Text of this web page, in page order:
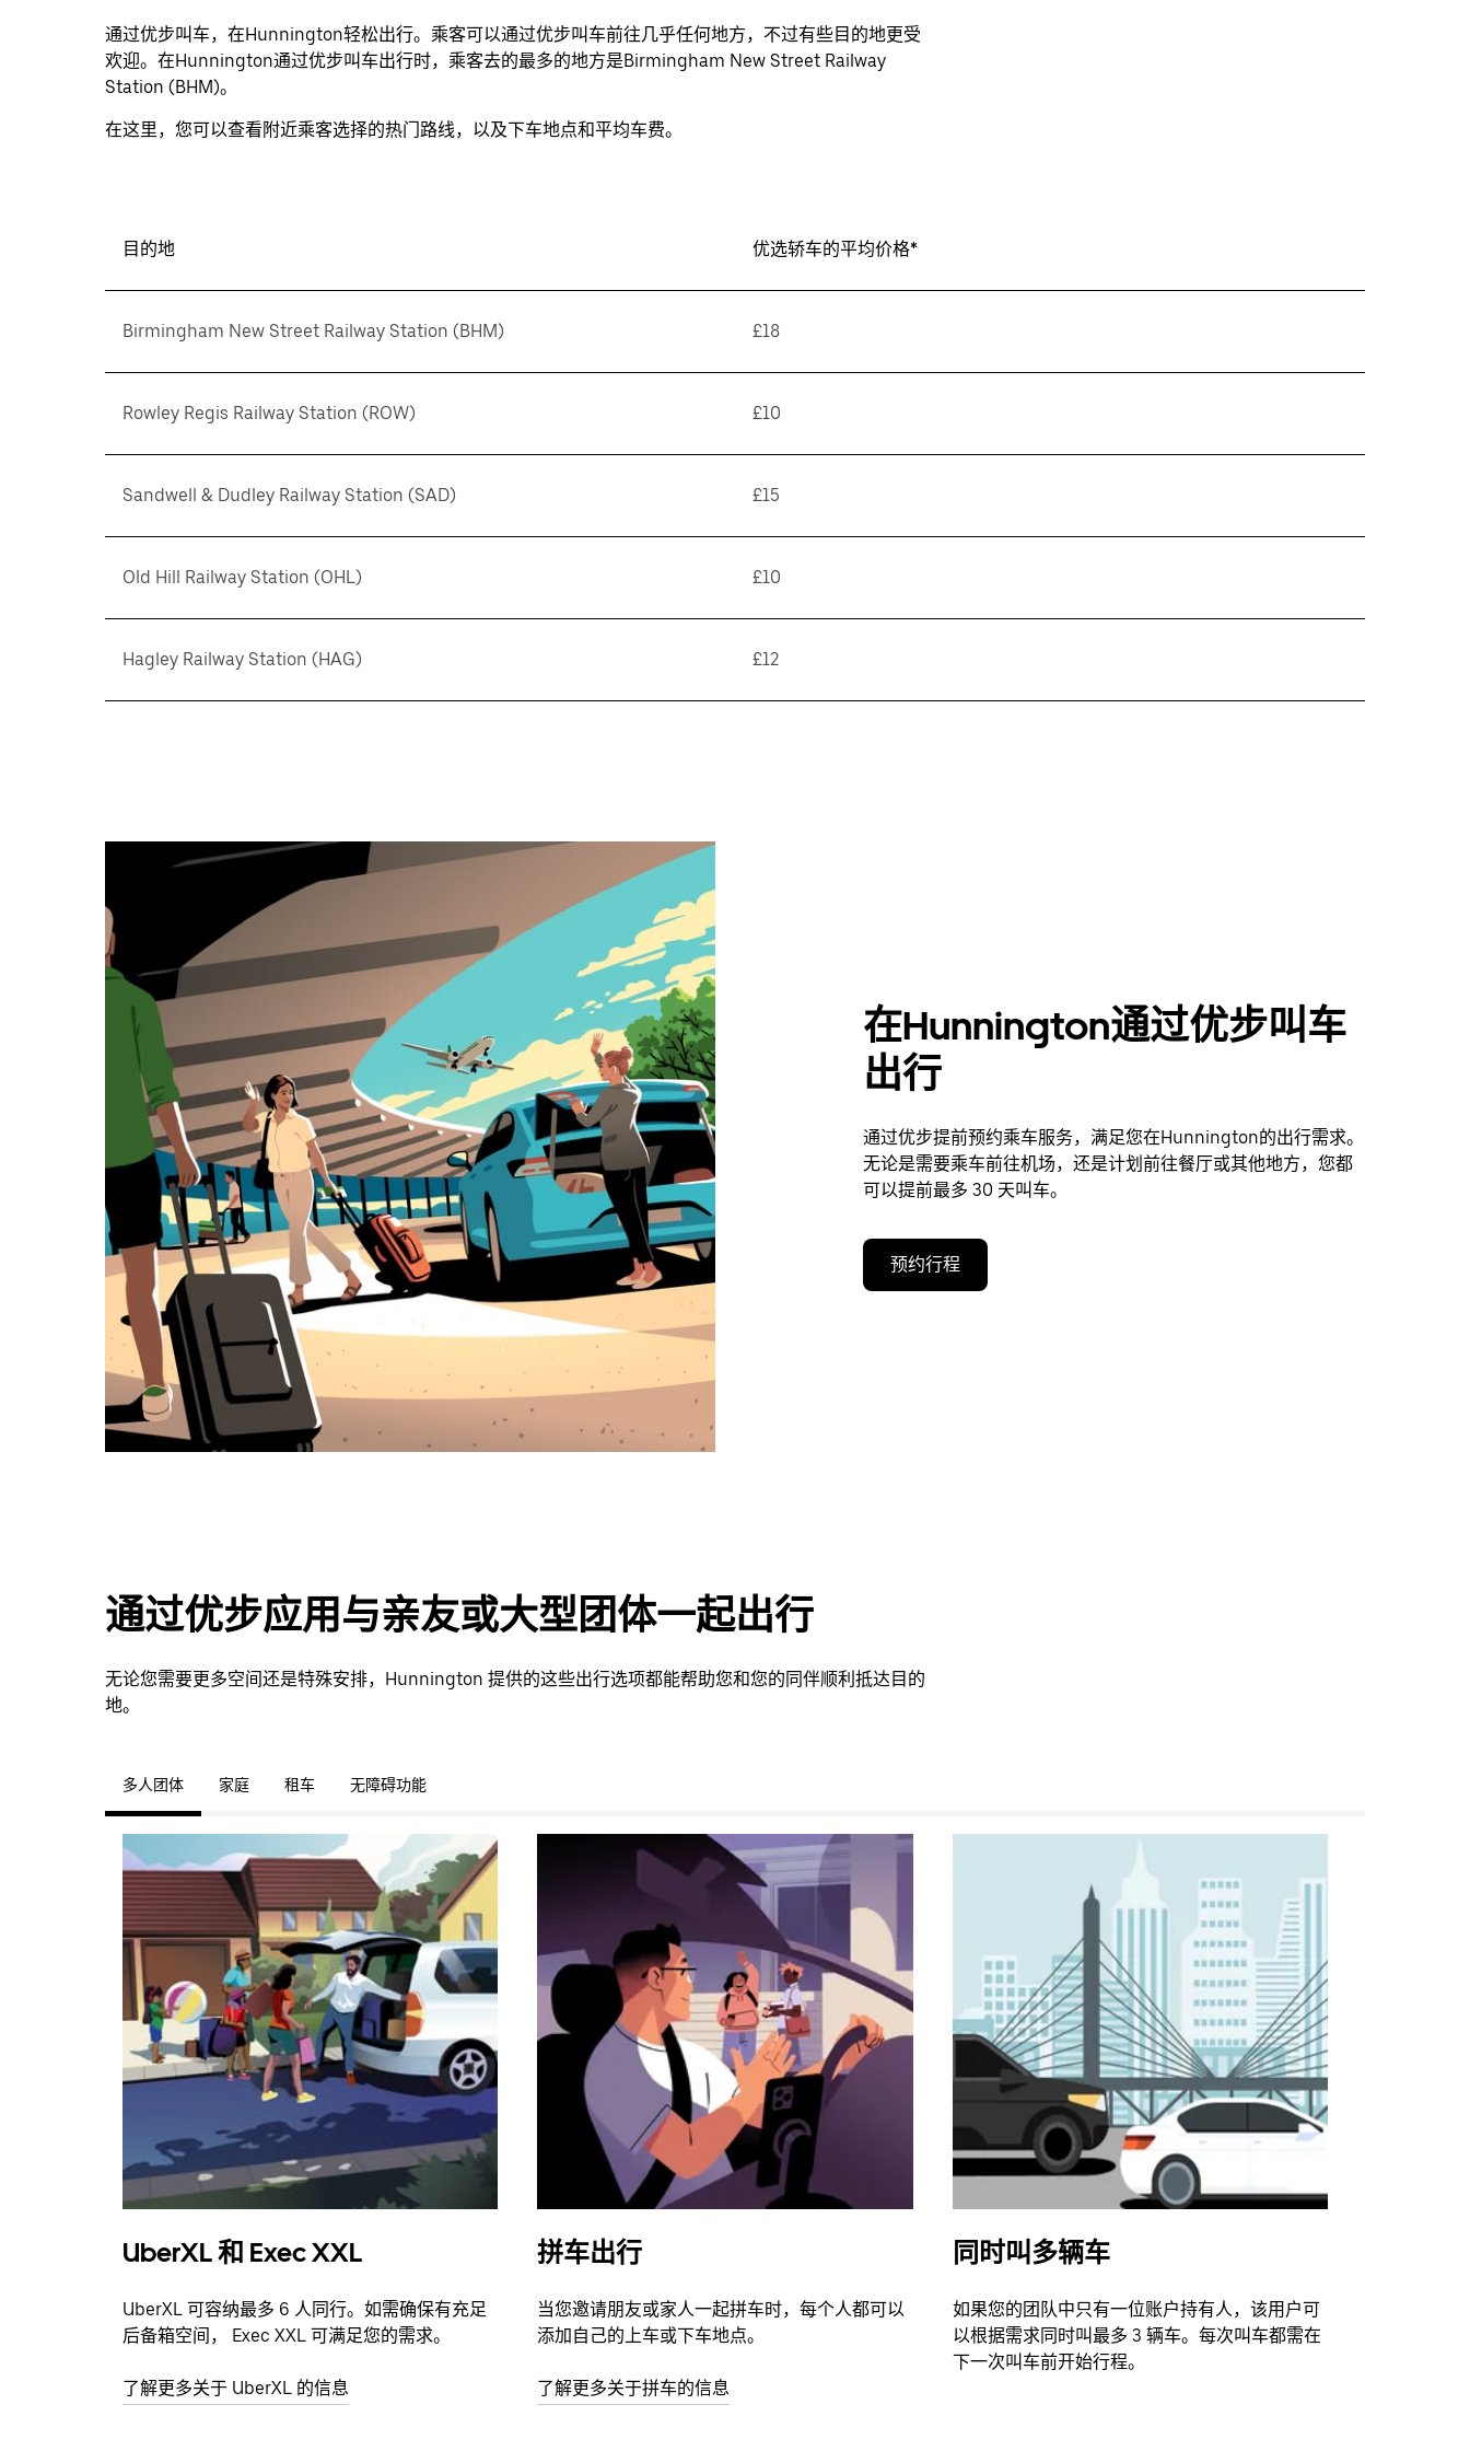
并
选
择
期。
关
通过优步叫车，在Hunnington轻松出行。乘客可以通过优步叫车前往几乎任何地方，不过有些目的地更受
欢迎。在Hunnington通过优步叫车出行时，乘客去的最多的地方是Birmingham New Street Railway
Station (BHM)。
在这里，您可以查看附近乘客选择的热门路线，以及下车地点和平均车费。
目的地 优选轿车的平均价格*
Birmingham New Street Railway Station (BHM) £18
Rowley Regis Railway Station (ROW) £10
Sandwell & Dudley Railway Station (SAD) £15
Old Hill Railway Station (OHL) £10
Hagley Railway Station (HAG) £12
在Hunnington通过优步叫车
出行
通过优步提前预约乘车服务，满足您在Hunnington的出行需求。
无论是需要乘车前往机场，还是计划前往餐厅或其他地方，您都
可以提前最多 30 天叫车。
预约行程
通过优步应用与亲友或大型团体一起出行
无论您需要更多空间还是特殊安排，Hunnington 提供的这些出行选项都能帮助您和您的同伴顺利抵达目的
地。
多人团体 家庭 租车 无障碍功能
UberXL 和 Exec XXL
UberXL 可容纳最多 6 人同行。如需确保有充足
后备箱空间， Exec XXL 可满足您的需求。
了解更多关于 UberXL 的信息
拼车出行
当您邀请朋友或家人一起拼车时，每个人都可以
添加自己的上车或下车地点。
了解更多关于拼车的信息
同时叫多辆车
如果您的团队中只有一位账户持有人，该用户可
以根据需求同时叫最多 3 辆车。每次叫车都需在
下一次叫车前开始行程。